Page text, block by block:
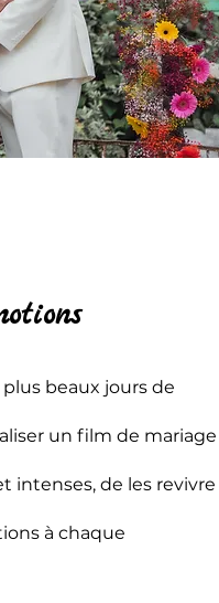
beaux jours de
un film de mariage
intenses, de les revivre
à chaque